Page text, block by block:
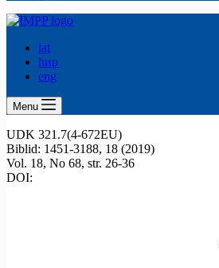
lat
ћир
eng
Menu
UDK 321.7(4-672EU)
Biblid: 1451-3188, 18 (2019)
Vol. 18, No 68, str. 26-36
DOI: